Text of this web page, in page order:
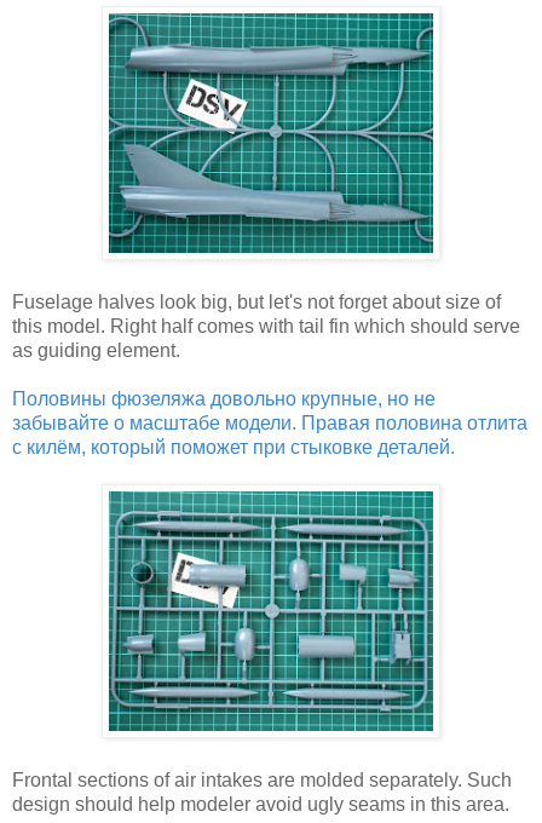
Fuselage halves look big, but let's not forget about size of
this model. Right half comes with tail fin which should serve
as guiding element.
Половины фюзеляжа довольно крупные, но не
забывайте о масштабе модели. Правая половина отлита
с килём, который поможет при стыковке деталей.
Frontal sections of air intakes are molded separately. Such
design should help modeler avoid ugly seams in this area.